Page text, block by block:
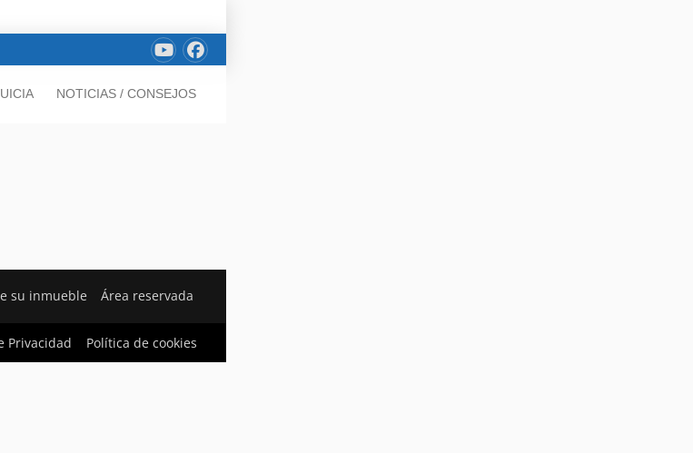
NOTICIAS / CONSEJOS
su inmueble Área reservada
Privacidad Política de cookies